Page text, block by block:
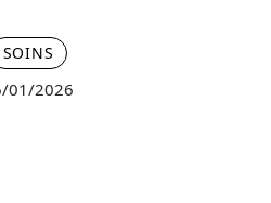
SOINS
01/2026